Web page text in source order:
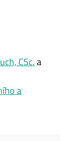
CSc.a
a